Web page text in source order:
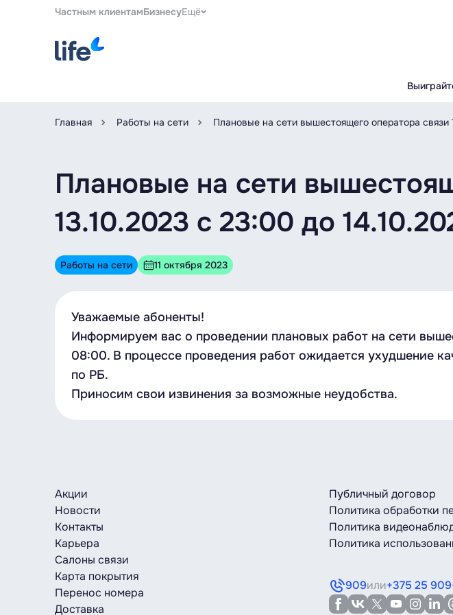
Частным клиентамБизнесуЕщё
Главная Работы на сети Плановые на сети вышестоящего оператора
Плановые на сети
13.10.2023 c 23:00 до
Работы на сети 11 октября 2023
Уважаемые абоненты!
Информируем вас о проведении плановых работ на сети
08:00. В процессе проведения работ ожидается ухудшение
по РБ.
Приносим свои извинения за возможные неудобства.
Акции
Новости
Контакты
Карьера
Салоны связи
Карта покрытия
Перенос номера
Доставка
Публичный договор
Политика обработки
Политика
Политика
909или+375 25